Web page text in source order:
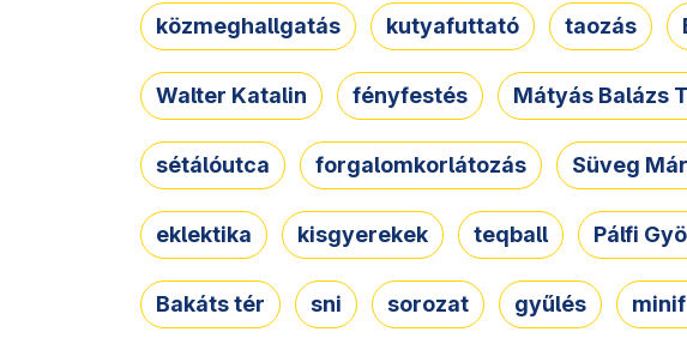
közmeghallgatás kutyafuttató taozás
Walter Katalin fényfestés Mátyás Balázs
sétálóutca forgalomkorlátozás Süveg
eklektika kisgyerekek teqball Pálfi
Bakáts tér sni sorozat gyűlés